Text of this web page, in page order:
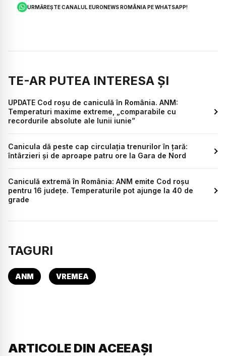
URMĂREȘTE CANALUL EURONEWS ROMÂNIA PE WHATSAPP!
TE-AR PUTEA INTERESA ȘI
UPDATE Cod roșu de caniculă în România. ANM:
Temperaturi maxime extreme, „comparabile cu
recordurile absolute ale lunii iunie”
Canicula dă peste cap circulația trenurilor în țară:
întârzieri și de aproape patru ore la Gara de Nord
Caniculă extremă în România: ANM emite Cod roșu
pentru 16 județe. Temperaturile pot ajunge la 40 de
grade
TAGURI
ANM VREMEA
ARTICOLE DIN ACEEAȘI